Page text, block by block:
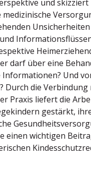
und skizziert
darf über eine
Und
Durch die Verbindung
Praxis liefert die
gestärkt,
einen wichtigen